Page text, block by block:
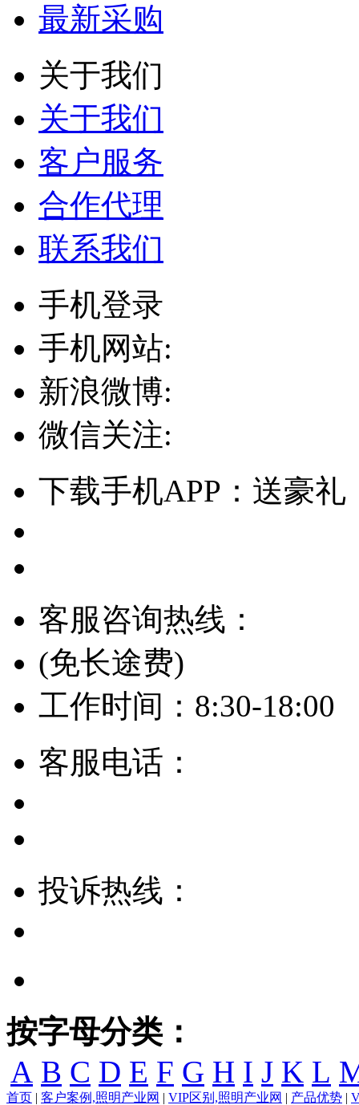
最新采购
关于我们
关于我们
客户服务
合作代理
联系我们
手机登录
手机网站:
新浪微博:
微信关注:
下载手机APP：送豪礼
客服咨询热线：
(免长途费)
工作时间：8:30-18:00
客服电话：
投诉热线：
按字母分类：
A B C D E F G H I J K L
首页 | 客户案例,照明产业网 | VIP区别,照明产业网 | 产品优势 |